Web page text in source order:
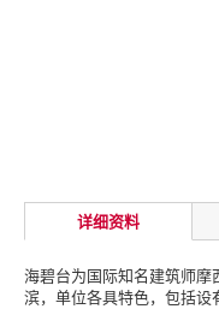
详细资料
海碧台为国际知名建筑师摩
滨，单位各具特色，包括设